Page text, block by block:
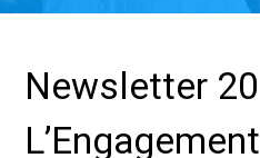
Newsletter